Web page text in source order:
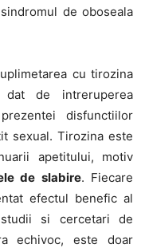
de oboseala
cu tirozina
de intreruperea
disfunctiilor
sexual. Tirozina este
apetitului, motiv
de slabire. Fiecare
efectul benefic al
si cercetari de
echivoc, este doar